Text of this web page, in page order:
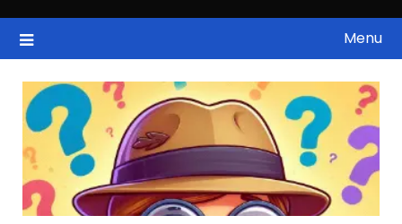
content
ZAN 주식정보
국내증시, 해외증시, 급등주, 낙폭과대, 골든크로스, 상한가, 하한가 등
의 주식 정보.
Menu